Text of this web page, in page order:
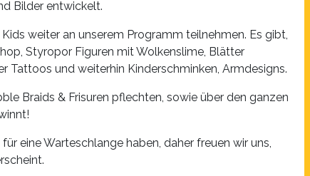
Bilder entwickelt.
weiter an unserem Programm teilnehmen. Es gibt,
Styropor Figuren mit Wolkenslime, Blätter
Tattoos und weiterhin Kinderschminken, Armdesigns.
Braids & Frisuren pflechten, sowie über den ganzen
eine Warteschlange haben, daher freuen wir uns,